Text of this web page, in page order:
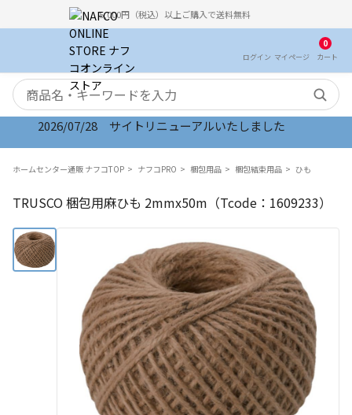
5,000円（税込）以上ご購入で送料無料
ログイン マイ ページ
0
カート
検索キーワード
2026/07/28 サイトリニューアルいたしました
ホームセンター通販 ナフコTOP ナフコPRO 梱包用品 梱包結束用品 ひも
TRUSCO 梱包用麻ひも 2mmx50m（Tcode：1609233）